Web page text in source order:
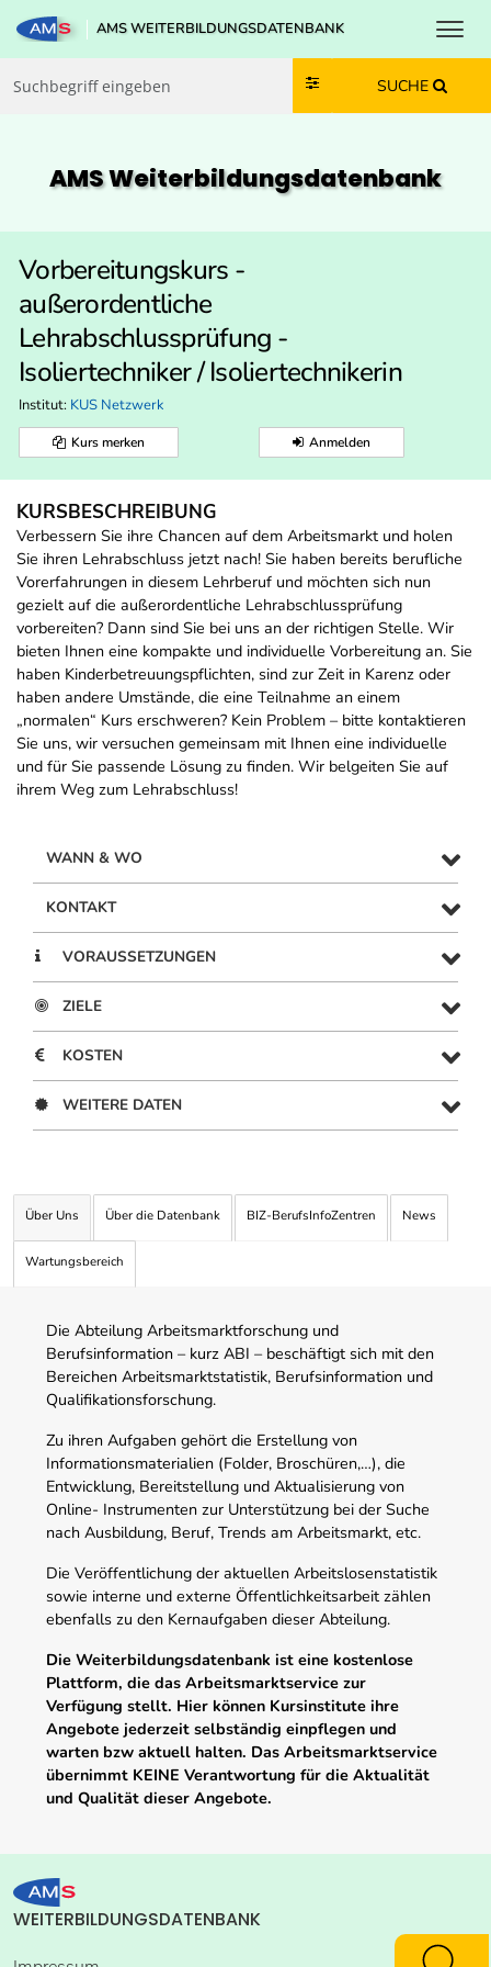
Zum Inhalt springen
Zum Navmenü springen
Zur Suche springen
Zur Footer springen
AMS WEITERBILDUNGSDATENBANK
SUCHE
AMS Weiterbildungs­datenbank
Vorbereitungskurs -
außerordentliche
Lehrabschlussprüfung -
Isoliertechniker / Isoliertechnikerin
Institut: KUS Netzwerk
Kurs merken Anmelden
KURSBESCHREIBUNG
Verbessern Sie ihre Chancen auf dem Arbeitsmarkt und holen
Sie ihren Lehrabschluss jetzt nach! Sie haben bereits berufliche
Vorerfahrungen in diesem Lehrberuf und möchten sich nun
gezielt auf die außerordentliche Lehrabschlussprüfung
vorbereiten? Dann sind Sie bei uns an der richtigen Stelle. Wir
bieten Ihnen eine kompakte und individuelle Vorbereitung an. Sie
haben Kinderbetreuungspflichten, sind zur Zeit in Karenz oder
haben andere Umstände, die eine Teilnahme an einem
„normalen“ Kurs erschweren? Kein Problem – bitte kontaktieren
Sie uns, wir versuchen gemeinsam mit Ihnen eine individuelle
und für Sie passende Lösung zu finden. Wir belgeiten Sie auf
ihrem Weg zum Lehrabschluss!
WANN & WO
KONTAKT
VORAUSSETZUNGEN
ZIELE
KOSTEN
WEITERE DATEN
Über Uns Über die Datenbank BIZ-BerufsInfoZentren News
Wartungsbereich
Die Abteilung Arbeitsmarktforschung und
Berufsinformation – kurz ABI – beschäftigt sich mit den
Bereichen Arbeitsmarktstatistik, Berufsinformation und
Qualifikationsforschung.
Zu ihren Aufgaben gehört die Erstellung von
Informationsmaterialien (Folder, Broschüren,…), die
Entwicklung, Bereitstellung und Aktualisierung von
Online- Instrumenten zur Unterstützung bei der Suche
nach Ausbildung, Beruf, Trends am Arbeitsmarkt, etc.
Die Veröffentlichung der aktuellen Arbeitslosenstatistik
sowie interne und externe Öffentlichkeitsarbeit zählen
ebenfalls zu den Kernaufgaben dieser Abteilung.
Die Weiterbildungsdatenbank ist eine kostenlose
Plattform, die das Arbeitsmarktservice zur
Verfügung stellt. Hier können Kursinstitute ihre
Angebote jederzeit selbständig einpflegen und
warten bzw aktuell halten. Das Arbeitsmarktservice
übernimmt KEINE Verantwortung für die Aktualität
und Qualität dieser Angebote.
WEITERBILDUNGSDATENBANK